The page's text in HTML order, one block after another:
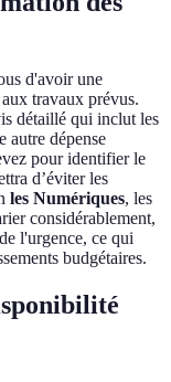
d'avoir une
travaux prévus.
détaillé qui inclut les
autre dépense
pour identifier le
d’éviter les
les Numériques, les
considérablement,
l'urgence, ce qui
budgétaires.